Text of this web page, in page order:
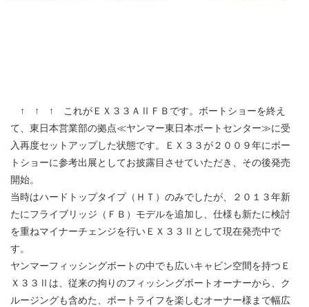
↑ ↑ ↑ これがＥＸ３３ＡⅡＦＢです。ボートショーを終え
て、東日本営業部の拠点≪ヤンマー東日本ボートセンター≫に受
入再度セットアップした状態です。ＥＸ３３が２００９年にボー
トショーに参考出展としてお披露目させていただき、その後発売
開始。
当時はハードトップタイプ（ＨＴ）のみでしたが、２０１３年新
たにフライブリッジ（ＦＢ）モデルを追加し、仕様も新たに検討
を重ねマイナーチェンジを行いＥＸ３３Ⅱとして現在発売中で
す。
ヤンマーフィッシングボートの中でも広いキャビン空間を持つＥ
Ｘ３３Ⅱは、従来の拘りのフィッシングボートオーナーから、ク
ルージングも含めた、ボートライフを楽しむオーナー様まで幅広